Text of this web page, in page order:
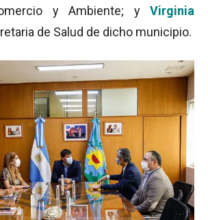
y Ambiente; y Virginia
de Salud de dicho municipio.